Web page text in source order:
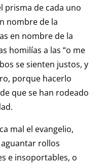
prisma de cada uno
nombre de la
en nombre de la
homilías a las “o me
se sienten justos, y
porque hacerlo
que se han rodeado
mal el evangelio,
rollos
e insoportables, o